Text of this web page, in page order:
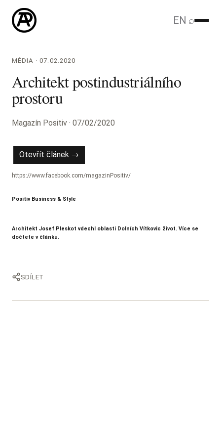
EN ⌕
MÉDIA · 07.02.2020
Architekt postindustriálního
prostoru
Magazín Positiv · 07/02/2020
Otevřít článek →
https://www.facebook.com/magazinPositiv/
Positiv Business & Style
Architekt Josef Pleskot vdechl oblasti Dolních Vítkovic život. Více se
dočtete v článku.
SDÍLET